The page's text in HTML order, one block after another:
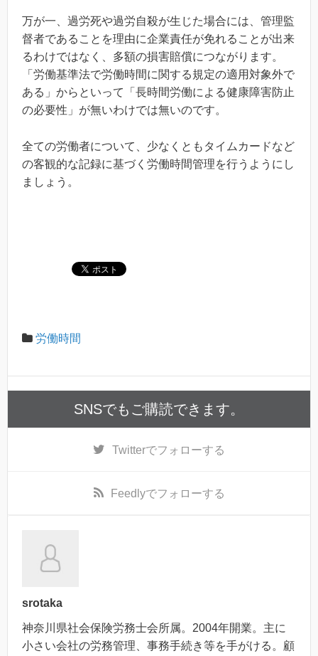
万が一、過労死や過労自殺が生じた場合には、管理監
督者であることを理由に企業責任が免れることが出来
るわけではなく、多額の損害賠償につながります。
「労働基準法で労働時間に関する規定の適用対象外で
ある」からといって「長時間労働による健康障害防止
の必要性」が無いわけでは無いのです。
全ての労働者について、少なくともタイムカードなど
の客観的な記録に基づく労働時間管理を行うようにし
ましょう。
労働時間
SNSでもご購読できます。
Twitterでフォローする
Feedlyでフォローする
srotaka
神奈川県社会保険労務士会所属。2004年開業。主に
小さい会社の労務管理、事務手続き等を手がける。顧